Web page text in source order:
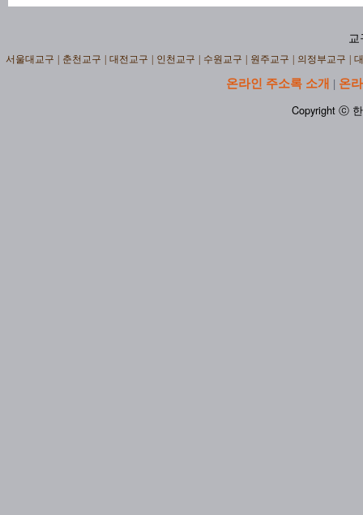
교
서울대교구 춘천교구 대전교구 인천교구 수원교구 원주교구 의정부교구
온라인 주소록 소개 | 온
Copyright ⓒ